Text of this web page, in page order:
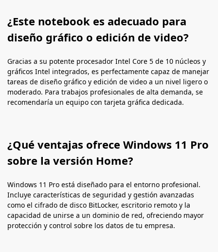
¿Este notebook es adecuado para
diseño gráfico o edición de video?
Gracias a su potente procesador Intel Core 5 de 10 núcleos y
gráficos Intel integrados, es perfectamente capaz de manejar
tareas de diseño gráfico y edición de video a un nivel ligero o
moderado. Para trabajos profesionales de alta demanda, se
recomendaría un equipo con tarjeta gráfica dedicada.
¿Qué ventajas ofrece Windows 11 Pro
sobre la versión Home?
Windows 11 Pro está diseñado para el entorno profesional.
Incluye características de seguridad y gestión avanzadas
como el cifrado de disco BitLocker, escritorio remoto y la
capacidad de unirse a un dominio de red, ofreciendo mayor
protección y control sobre los datos de tu empresa.